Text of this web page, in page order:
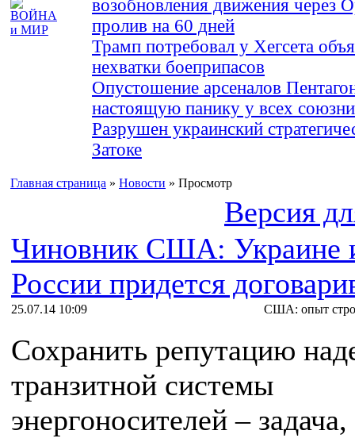
возобновления движения через
пролив на 60 дней
Трамп потребовал у Хегсета
нехватки боеприпасов
Опустошение арсеналов
настоящую панику у всех
Разрушен украинский
Затоке
Главная страница » Новости » Просмотр
Версия
Чиновник США: Украине
России придется
25.07.14 10:09 США: опыт
Сохранить репутацию
транзитной системы
энергоносителей – задача,